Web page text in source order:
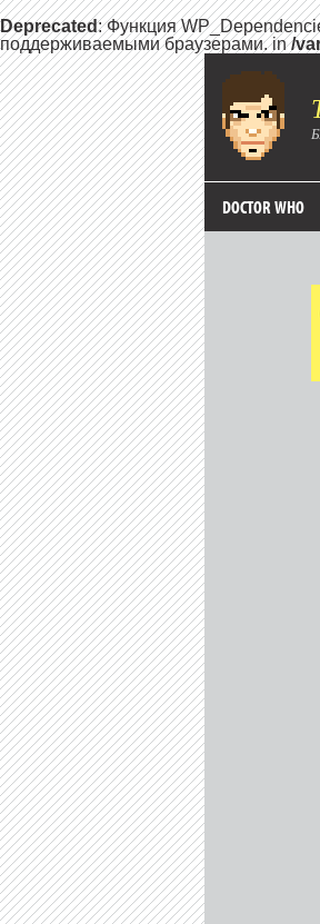
Deprecated: Функция
поддерживаемыми браузерами. in/
DOCTOR WHO